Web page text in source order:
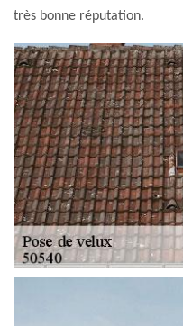
très bonne réputation.